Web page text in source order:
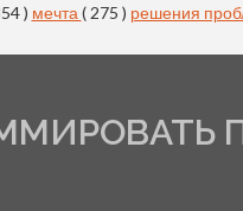
) мечта ( 275 ) решения